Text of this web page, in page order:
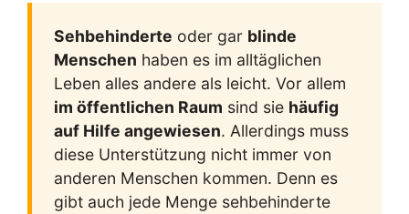
Sehbehinderte oder gar blinde
Menschen haben es im alltäglichen
Leben alles andere als leicht. Vor allem
im öffentlichen Raum sind sie häufig
auf Hilfe angewiesen. Allerdings muss
diese Unterstützung nicht immer von
anderen Menschen kommen. Denn es
gibt auch jede Menge sehbehinderte